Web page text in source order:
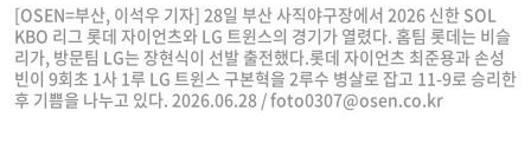
[OSEN=부산, 이석우 기자] 28일 부산 사직야구장에서 2026 신한 SOL
KBO 리그 롯데 자이언츠와 LG 트윈스의 경기가 열렸다. 홈팀 롯데는 비슬
리가, 방문팀 LG는 장현식이 선발 출전했다.롯데 자이언츠 최준용과 손성
빈이 9회초 1사 1루 LG 트윈스 구본혁을 2루수 병살로 잡고 11-9로 승리한
후 기쁨을 나누고 있다. 2026.06.28 /foto0307@osen.co.kr